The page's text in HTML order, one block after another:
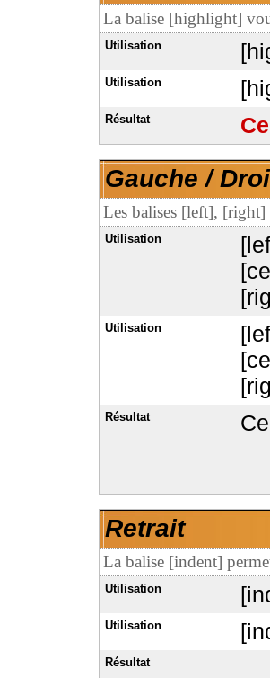
La balise [highlight]
Utilisation
Utilisation
Résultat
Gauche /
Les balises [left], [right]
Utilisation
Utilisation
Résultat
Retrait
La balise [indent]
Utilisation
Utilisation
Résultat